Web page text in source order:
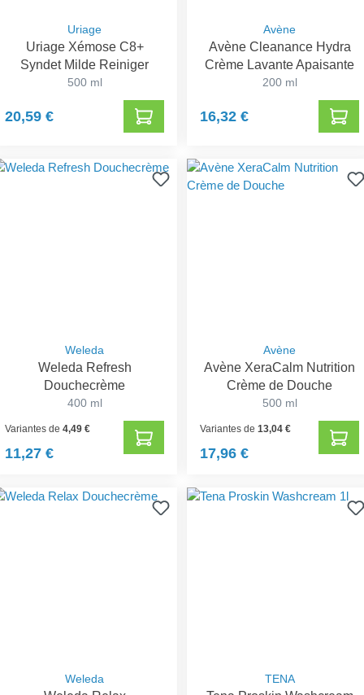
Uriage
Uriage Xémose C8+
Syndet Milde Reiniger
500 ml
20,59 €
Avène
Avène Cleanance Hydra
Crème Lavante Apaisante
200 ml
16,32 €
Weleda
Weleda Refresh
Douchecrème
400 ml
Variantes de4,49 €
11,27 €
Avène
Avène XeraCalm Nutrition
Crème de Douche
500 ml
Variantes de13,04 €
17,96 €
Weleda TENA